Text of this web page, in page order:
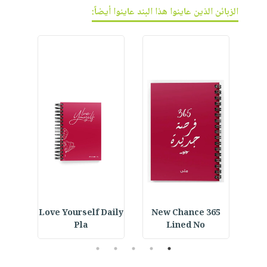
الزبائن الذين عاينوا هذا البند عاينوا أيضاً:
365 New Chance
Lined No
Love Yourself Daily
Pla
1
2
3
4
5